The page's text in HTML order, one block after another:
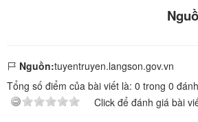
Nguồn:tuyentruyen.langson.gov.vn
Tổng số điểm của bài viết là: 0 trong 0
Click để đánh giá bài